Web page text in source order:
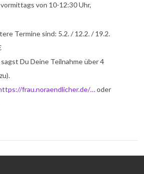
von 10-12:30 Uhr,
Termine sind: 5.2. / 12.2. / 19.2.
Du Deine Teilnahme über 4
frau.noraendlicher.de/…oder